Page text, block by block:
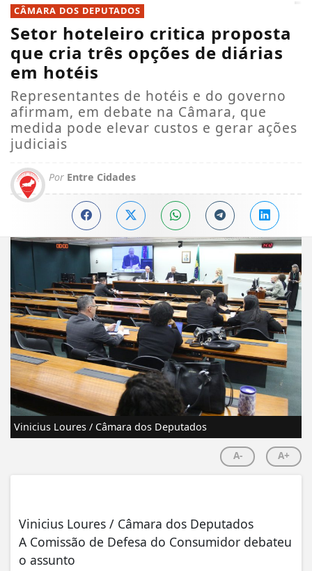
CÂMARA DOS DEPUTADOS
Setor hoteleiro critica proposta
que cria três opções de diárias
em hotéis
Representantes de hotéis e do governo
afirmam, em debate na Câmara, que
medida pode elevar custos e gerar ações
judiciais
Por Entre Cidades
Vinicius Loures / Câmara dos Deputados
A- A+
Vinicius Loures / Câmara dos Deputados
A Comissão de Defesa do Consumidor debateu
o assunto